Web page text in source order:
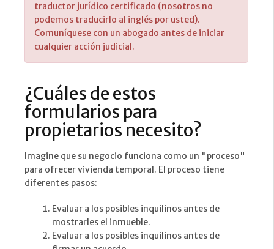
traductor jurídico certificado (nosotros no
podemos traducirlo al inglés por usted).
Comuníquese con un abogado antes de iniciar
cualquier acción judicial.
¿Cuáles de estos
formularios para
propietarios necesito?
Imagine que su negocio funciona como un "proceso"
para ofrecer vivienda temporal. El proceso tiene
diferentes pasos:
Evaluar a los posibles inquilinos antes de
mostrarles el inmueble.
Evaluar a los posibles inquilinos antes de